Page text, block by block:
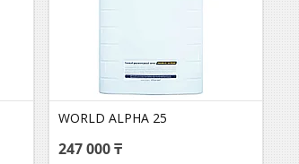
WORLD ALPHA 25
247 000 ₸